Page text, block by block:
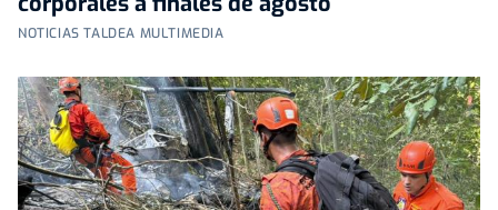
NOTICIAS TALDEA MULTIMEDIA